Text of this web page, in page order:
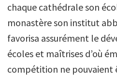
chaque cathédrale son
monastère son institut
favorisa assurément le
écoles et maîtrises d’où
compétition ne pouvaient